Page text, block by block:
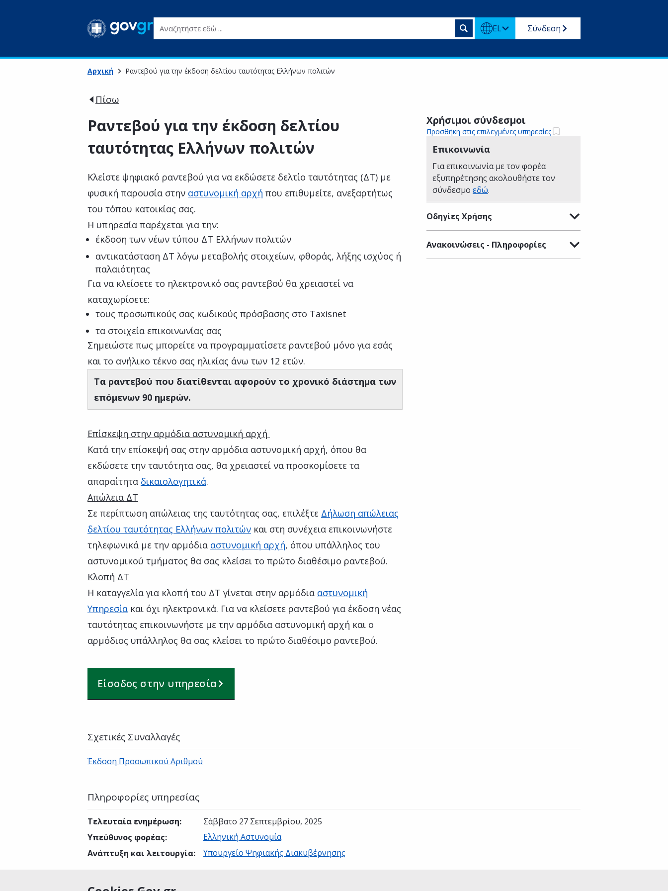
Αναζητήστε εδώ ... EL Σύνδεση
Αρχική Ραντεβού για την έκδοση δελτίου ταυτότητας Ελλήνων πολιτών
Πίσω
Ραντεβού για την έκδοση δελτίου
ταυτότητας Ελλήνων πολιτών
Κλείστε ψηφιακό ραντεβού για να εκδώσετε δελτίο ταυτότητας (ΔΤ) με
φυσική παρουσία στην αστυνομική αρχή που επιθυμείτε, ανεξαρτήτως
του τόπου κατοικίας σας.
Η υπηρεσία παρέχεται για την:
έκδοση των νέων τύπου ΔΤ Ελλήνων πολιτών
αντικατάσταση ΔΤ λόγω μεταβολής στοιχείων, φθοράς, λήξης ισχύος ή
παλαιότητας
Για να κλείσετε το ηλεκτρονικό σας ραντεβού θα χρειαστεί να
καταχωρίσετε:
τους προσωπικούς σας κωδικούς πρόσβασης στο Taxisnet
τα στοιχεία επικοινωνίας σας
Σημειώστε πως μπορείτε να προγραμματίσετε ραντεβού μόνο για εσάς
και το ανήλικο τέκνο σας ηλικίας άνω των 12 ετών.
Τα ραντεβού που διατίθενται αφορούν το χρονικό διάστημα των
επόμενων 90 ημερών.
Επίσκεψη στην αρμόδια αστυνομική αρχή
Κατά την επίσκεψή σας στην αρμόδια αστυνομική αρχή, όπου θα
εκδώσετε την ταυτότητα σας, θα χρειαστεί να προσκομίσετε τα
απαραίτητα δικαιολογητικά.
Απώλεια ΔΤ
Σε περίπτωση απώλειας της ταυτότητας σας, επιλέξτε Δήλωση απώλειας
δελτίου ταυτότητας Ελλήνων πολιτών και στη συνέχεια επικοινωνήστε
τηλεφωνικά με την αρμόδια αστυνομική αρχή, όπου υπάλληλος του
αστυνομικού τμήματος θα σας κλείσει το πρώτο διαθέσιμο ραντεβού.
Κλοπή ΔΤ
Η καταγγελία για κλοπή του ΔΤ γίνεται στην αρμόδια αστυνομική
Υπηρεσία και όχι ηλεκτρονικά. Για να κλείσετε ραντεβού για έκδοση νέας
ταυτότητας επικοινωνήστε με την αρμόδια αστυνομική αρχή και ο
αρμόδιος υπάλληλος θα σας κλείσει το πρώτο διαθέσιμο ραντεβού.
Είσοδος στην υπηρεσία
Χρήσιμοι σύνδεσμοι
Προσθήκη στις επιλεγμένες υπηρεσίες
Επικοινωνία
Για επικοινωνία με τον φορέα
εξυπηρέτησης ακολουθήστε τον
σύνδεσμο εδώ.
Οδηγίες Χρήσης
Ανακοινώσεις - Πληροφορίες
Σχετικές Συναλλαγές
Έκδοση Προσωπικού Αριθμού
Πληροφορίες υπηρεσίας
Τελευταία ενημέρωση:
Σάββατο 27 Σεπτεμβρίου, 2025
Υπεύθυνος φορέας:
Ελληνική Αστυνομία
Ανάπτυξη και λειτουργία: Υπουργείο Ψηφιακής Διακυβέρνησης